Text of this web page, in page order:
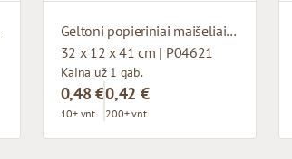
Geltoni popieriniai maišeliai su susuktomis rankenomis
32 x 12 x 41 cm | P04621
Kaina už 1 gab.
0,48 €
10+ vnt.
0,42 €
200+ vnt.